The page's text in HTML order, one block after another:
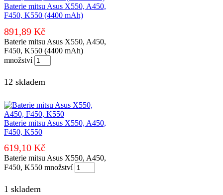
Baterie mitsu Asus X550, A450,
F450, K550 (4400 mAh)
891,89 Kč
Baterie mitsu Asus X550, A450,
F450, K550 (4400 mAh)
množství
12 skladem
Baterie mitsu Asus X550, A450,
F450, K550
619,10 Kč
Baterie mitsu Asus X550, A450,
F450, K550 množství
1 skladem